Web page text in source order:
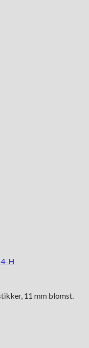
4-H
11 mm blomst.